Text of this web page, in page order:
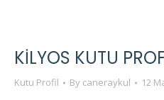
KILYOS KUTU
Kutu Profil By caneraykul 12